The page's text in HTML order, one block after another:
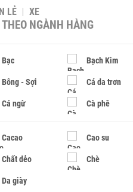
LẺ XE
NGÀNH HÀNG
Bạc Bạch Kim
Bông - Sợi Cá da trơn
Cá ngừ Cà phê
Cacao Cao su
Chất dẻo Chè
Da giày